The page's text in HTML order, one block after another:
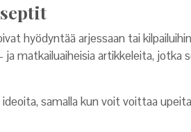
hyödyntää arjessaan tai
ja matkailuaiheisia artikkeleita, jotka
samalla kun voit voittaa